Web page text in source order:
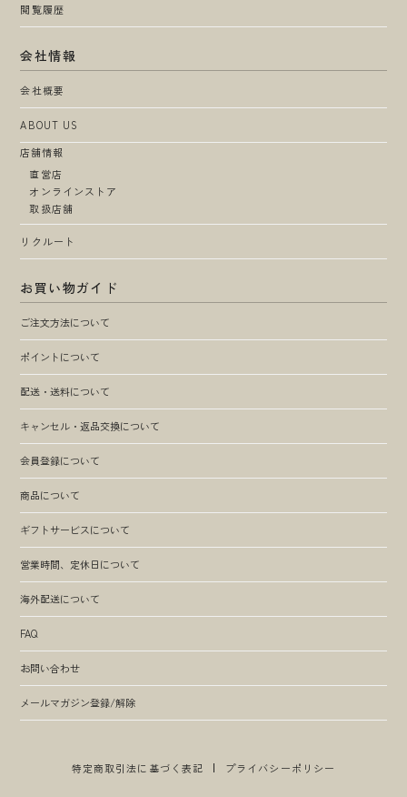
閲覧履歴
会社情報
会社概要
ABOUT US
店舗情報
直営店
オンラインストア
取扱店舗
リクルート
お買い物ガイド
ご注文方法について
ポイントについて
配送・送料について
キャンセル・返品交換について
会員登録について
商品について
ギフトサービスについて
営業時間、定休日について
海外配送について
FAQ
お問い合わせ
メールマガジン登録/解除
特定商取引法に基づく表記 プライバシーポリシー